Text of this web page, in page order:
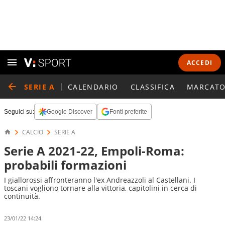
ACCEDI
SERIE A CALENDARIO CLASSIFICA
Seguici su: Google Discover Fonti preferite
CALCIO SERIE A
Serie A 2021-22, Empoli-Roma:
probabili formazioni
I giallorossi affronteranno l'ex Andreazzoli al Castellani. I
toscani vogliono tornare alla vittoria, capitolini in cerca di
continuità.
23/01/22 14:24